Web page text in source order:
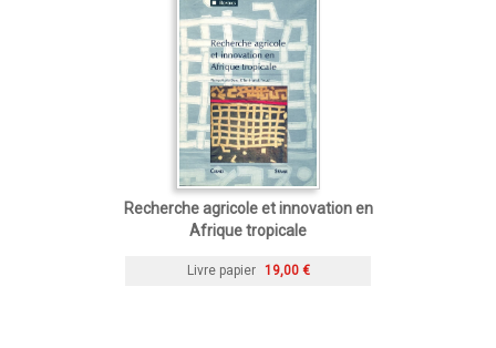
Recherche agricole et innovation en
Afrique tropicale
Livre papier 19,00 €